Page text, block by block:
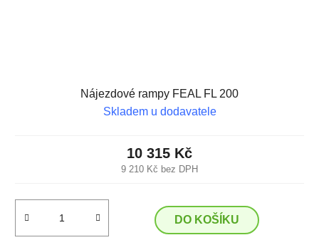
Nájezdové rampy FEAL FL 200
Skladem u dodavatele
9 210 Kč bez DPH
10 315 Kč
DO KOŠÍKU